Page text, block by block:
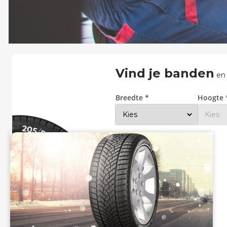
Vind je banden
Breedte * Hoogte